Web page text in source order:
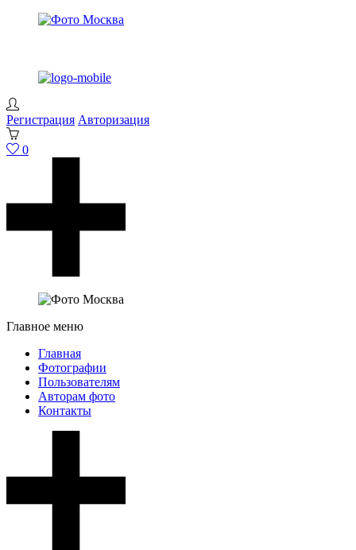
Регистрация Авторизация
0
Главное меню
Главная
Фотографии
Пользователям
Авторам фото
Контакты